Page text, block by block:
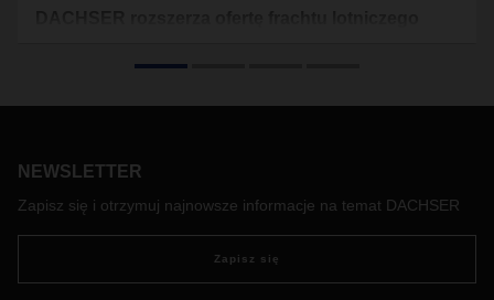
trasie Singapur – Frankfurt o codzienną usługę frachtu
europejskiej sieci transportowej dostawcy usług
NEWSLETTER
Zapisz się i otrzymuj najnowsze informacje na temat DACHSER
Zapisz się